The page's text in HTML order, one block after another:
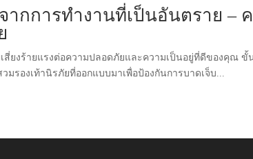
ากการทํางานที่เป็นอันตราย –
สี่ยงร้ายแรงต่อความปลอดภัยและความเป็นอยู่ที่ดีของคุณ
รองเท้านิรภัยที่ออกแบบมาเพื่อป้องกันการบาดเจ็บ...